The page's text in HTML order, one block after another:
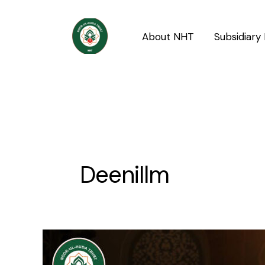
About NHT
DeeniIlm
Wajibat
aur